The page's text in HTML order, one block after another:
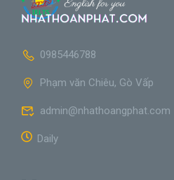
0985446788
Phạm văn Chiêu, Gò Vấp
admin@nhathoangphat.com
Daily